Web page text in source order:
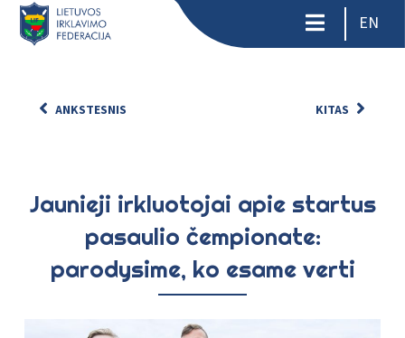
EN
ANKSTESNIS KITAS
Jaunieji irkluotojai apie startus
pasaulio čempionate:
parodysime, ko esame verti